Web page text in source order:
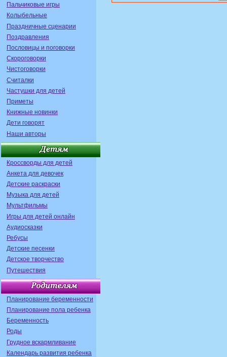
Пальчиковые игры
Колыбельные
Праздничные сценарии
Поздравления
Пословицы и поговорки
Скороговорки
Чистоговорки
Считалки
Частушки для детей
Приметы
Книжные новинки
Дети говорят
Наши авторы
Кроссворды для детей
Анкета для девочек
Детские раскраски
Музыка для детей
Мультфильмы
Игры для детей онлайн
Аудиосказки
Ребусы
Детские песенки
Детское творчество
Путешествия
Планирование беременности
Планирование пола ребенка
Беременность
Роды
Грудное вскармливание
Календарь развития ребенка